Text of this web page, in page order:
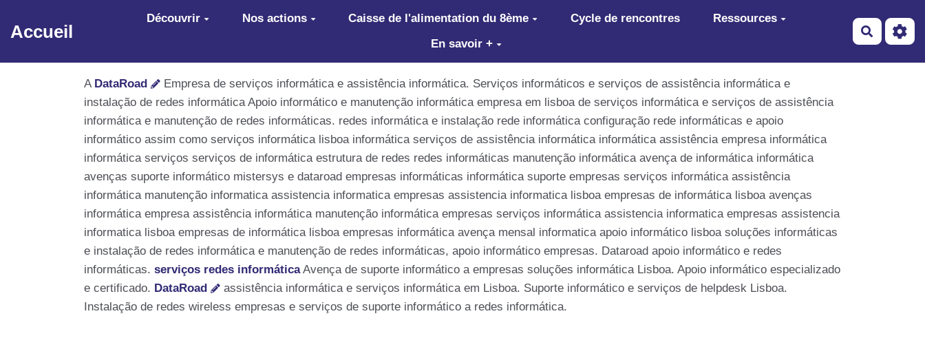
Aller au contenu principal
Accueil
Découvrir Nos actions Caisse de l'alimentation du 8ème Cycle de rencontres
Ressources
En savoir +
A DataRoad
Empresa de serviços informática e assistência informática. Serviços informáticos e serviços de assistência informática e
instalação de redes informática Apoio informático e manutenção informática empresa em lisboa de serviços informática e serviços de assistência
informática e manutenção de redes informáticas. redes informática e instalação rede informática configuração rede informáticas e apoio
informático assim como serviços informática lisboa informática serviços de assistência informática informática assistência empresa informática
informática serviços serviços de informática estrutura de redes redes informáticas manutenção informática avença de informática informática
avenças suporte informático mistersys e dataroad empresas informáticas informática suporte empresas serviços informática assistência
informática manutenção informatica assistencia informatica empresas assistencia informatica lisboa empresas de informática lisboa avenças
informática empresa assistência informática manutenção informática empresas serviços informática assistencia informatica empresas assistencia
informatica lisboa empresas de informática lisboa empresas informática avença mensal informatica apoio informático lisboa soluções informáticas
e instalação de redes informática e manutenção de redes informáticas, apoio informático empresas. Dataroad apoio informático e redes
informáticas. serviços redes informáticaAvença de suporte informático a empresas soluções informática Lisboa. Apoio informático especializado
e certificado. DataRoad
assistência informática e serviços informática em Lisboa. Suporte informático e serviços de helpdesk Lisboa.
Instalação de redes wireless empresas e serviços de suporte informático a redes informática.